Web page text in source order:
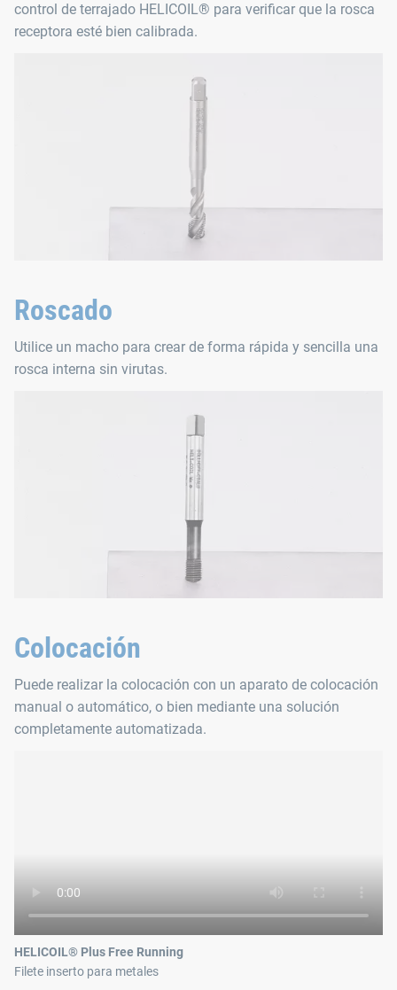
control de terrajado HELICOIL® para verificar que la rosca
receptora esté bien calibrada.
Roscado
Utilice un macho para crear de forma rápida y sencilla una
rosca interna sin virutas.
Colocación
Puede realizar la colocación con un aparato de colocación
manual o automático, o bien mediante una solución
completamente automatizada.
HELICOIL® Plus Free Running
Filete inserto para metales